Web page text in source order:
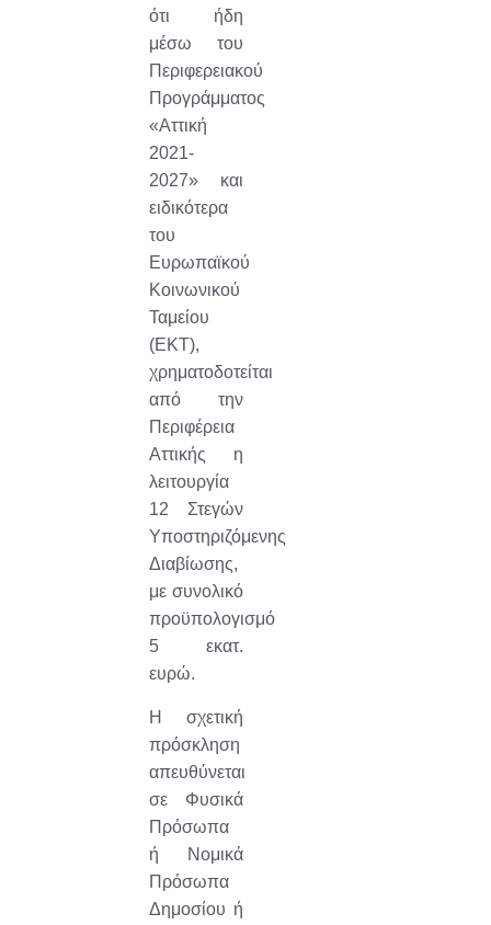
ότι ήδη
μέσω του
Περιφερειακού
Προγράμματος
«Αττική
2021-
2027» και
ειδικότερα
του
Ευρωπαϊκού
Κοινωνικού
Ταμείου
(ΕΚΤ),
χρηματοδοτείται
από την
Περιφέρεια
Αττικής η
λειτουργία
12 Στεγών
Υποστηριζόμενης
Διαβίωσης,
με συνολικό
προϋπολογισμό
5 εκατ.
ευρώ.
Η σχετική
πρόσκληση
απευθύνεται
σε Φυσικά
Πρόσωπα
ή Νομικά
Πρόσωπα
Δημοσίου ή